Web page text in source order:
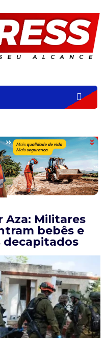
Aza: Militares
bebês e
decapitados